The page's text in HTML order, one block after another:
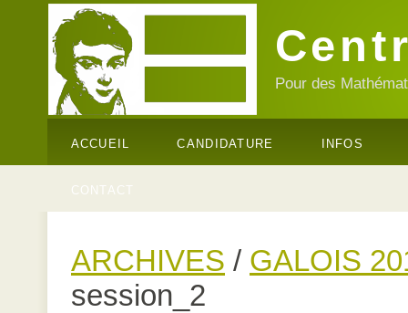
Pour des
ACCUEIL CANDIDATURE INFOS
CONTACT
ARCHIVES / GALOIS
session_2